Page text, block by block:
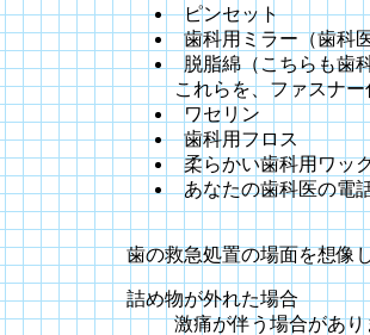
ピンセット
歯科用ミラー（歯科
脱脂綿（こちらも歯
これらを、ファスナ
ワセリン
歯科用フロス
柔らかい歯科用ワッ
あなたの歯科医の電
歯の救急処置の場面を想像
詰め物が外れた場合
激痛が伴う場合があ